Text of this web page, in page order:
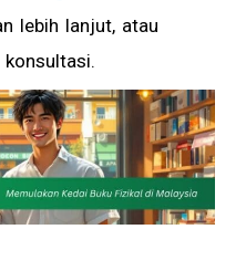
lebih lanjut, atau
konsultasi.